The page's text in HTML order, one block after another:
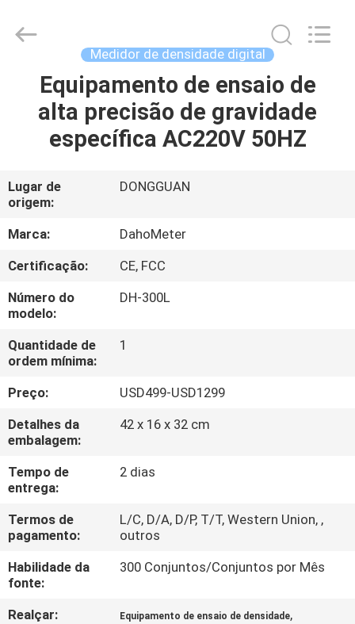
CASA
PRODUTOS
SOBRE
NÓS
EXCURSÃO
DA
FÁBRICA
CONTROLE
DA
QUALIDADE
CONTACTE-
NOS
PEÇA
UMAS
CITAÇÕES
Reserved.
Developed
Medidor de densidade digital
Equipamento de ensaio de
alta precisão de gravidade
específica AC220V 50HZ
Lugar de
origem:
DONGGUAN
Marca:
DahoMeter
Certificação:
CE, FCC
Número do
modelo:
DH-300L
Quantidade de
ordem mínima:
1
Preço:
USD499-USD1299
Detalhes da
embalagem:
42 x 16 x 32 cm
Tempo de
entrega:
2 dias
Termos de
pagamento:
L/C, D/A, D/P, T/T, Western Union, ,
outros
Habilidade da
fonte:
300 Conjuntos/Conjuntos por Mês
Realçar: Equipamento de ensaio de densidade,